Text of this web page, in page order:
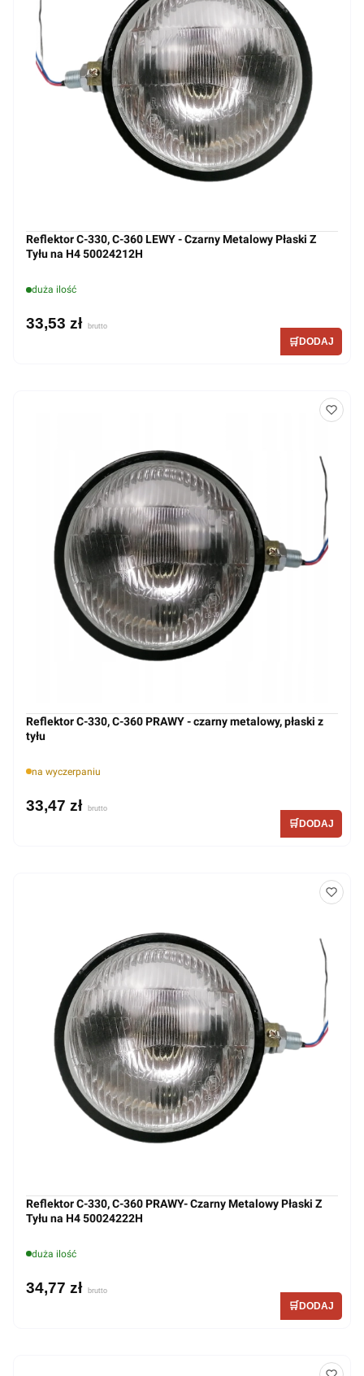
Reflektor C-330, C-360 LEWY - Czarny Metalowy Płaski Z
Tyłu na H4 50024212H
duża ilość
33,53 zł
Reflektor C-330, C-360 PRAWY - czarny metalowy, płaski z
tyłu
na wyczerpaniu
33,47 zł
Reflektor C-330, C-360 PRAWY- Czarny Metalowy Płaski Z
Tyłu na H4 50024222H
duża ilość
34,77 zł